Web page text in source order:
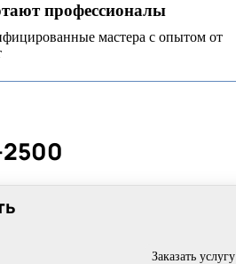
профессионалы
мастера с опытом от
2500
Заказать услугу